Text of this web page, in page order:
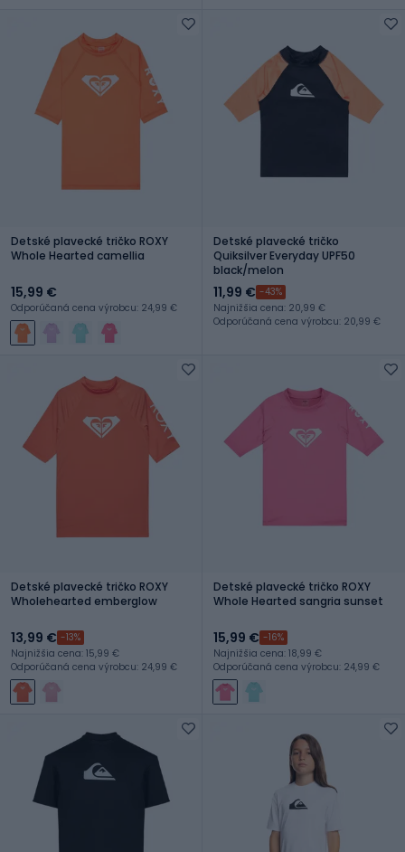
Detské plavecké tričko ROXY
Whole Hearted camellia
15,99 €
Odporúčaná cena výrobcu: 24,99 €
Detské plavecké tričko
Quiksilver Everyday UPF50
black/melon
11,99 € -43%
Najnižšia cena: 20,99 €
Odporúčaná cena výrobcu: 20,99 €
Detské plavecké tričko ROXY
Wholehearted emberglow
13,99 € -13%
Najnižšia cena: 15,99 €
Odporúčaná cena výrobcu: 24,99 €
Detské plavecké tričko ROXY
Whole Hearted sangria sunset
15,99 € -16%
Najnižšia cena: 18,99 €
Odporúčaná cena výrobcu: 24,99 €